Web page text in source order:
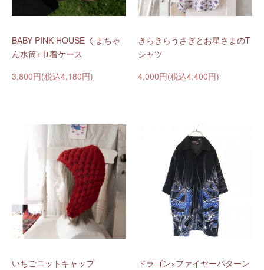
BABY PINK HOUSE くまちゃ
ん水筒+巾着ケース
3,800円(税込4,180円)
きらきらうさぎとお星さまのT
シャツ
4,000円(税込4,400円)
いちごニットキャップ
ドラゴン×ファイヤーパターン